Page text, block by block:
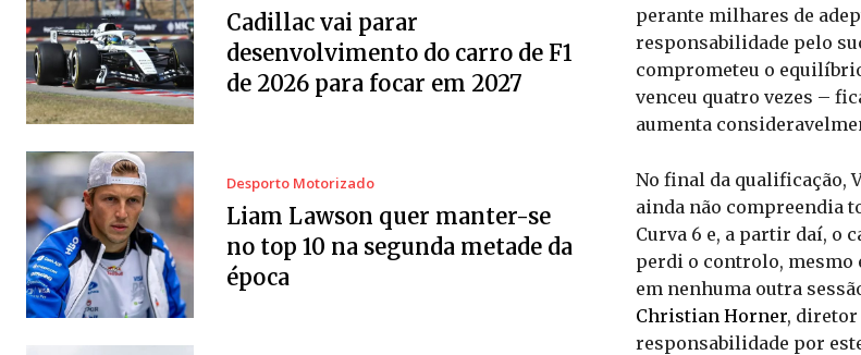
Cadillac vai parar
desenvolvimento do carro de F1
de 2026 para focar em 2027
Desporto Motorizado
Liam Lawson quer manter-se
no top 10 na segunda metade da
época
perante milhares de
responsabilidade pelo
comprometeu o
venceu quatro vezes –
aumenta
No final da qualificação,
ainda não compreendia
Curva 6 e, a partir daí, o
perdi o controlo, mesmo
em nenhuma outra
Christian Horner, diretor
responsabilidade por